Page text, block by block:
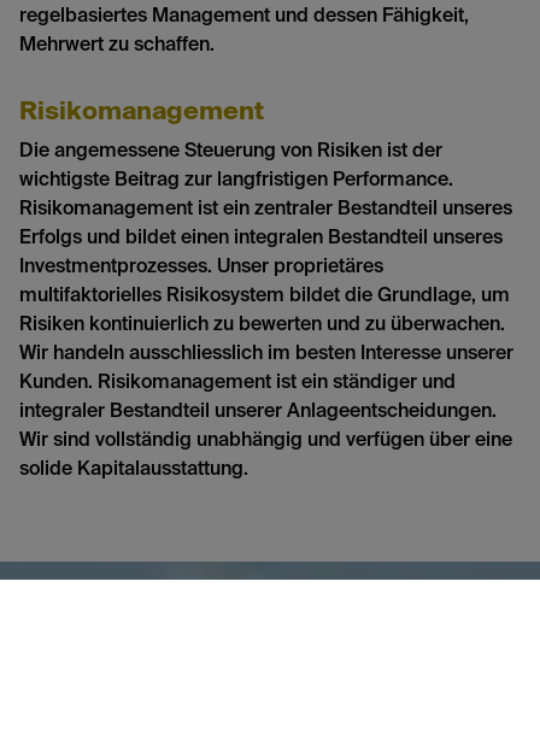
regelbasiertes Management und dessen Fähigkeit,
Mehrwert zu schaffen.
Risikomanagement
Die angemessene Steuerung von Risiken ist der
wichtigste Beitrag zur langfristigen Performance.
Risikomanagement ist ein zentraler Bestandteil unseres
Erfolgs und bildet einen integralen Bestandteil unseres
Investmentprozesses. Unser proprietäres
multifaktorielles Risikosystem bildet die Grundlage, um
Risiken kontinuierlich zu bewerten und zu überwachen.
Wir handeln ausschliesslich im besten Interesse unserer
Kunden. Risikomanagement ist ein ständiger und
integraler Bestandteil unserer Anlageentscheidungen.
Wir sind vollständig unabhängig und verfügen über eine
solide Kapitalausstattung.